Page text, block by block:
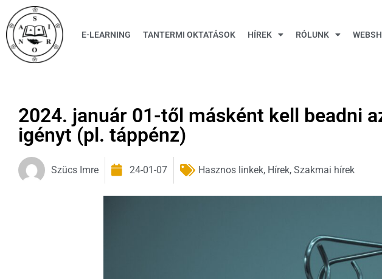
E-LEARNING TANTERMI OKTATÁSOK HÍREK RÓLUNK
2024. január 01-től másként kell beadni
igényt (pl. táppénz)
Szücs Imre 24-01-07 Hasznos linkek, Hírek, Szakmai hírek